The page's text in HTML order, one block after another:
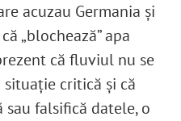
acuzau Germania și
„blochează” apa
că fluviul nu se
critică și că
falsifică datele, o